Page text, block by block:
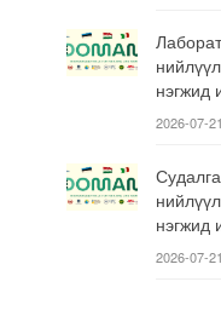
нэгжид
2026-07-21
нэгжид
2026-07-21